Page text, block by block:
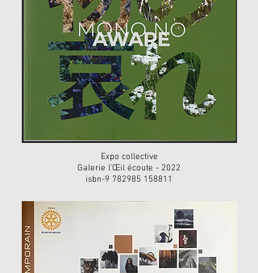
Expo collective
Galerie l'Œil écoute - 2022
isbn-9 782985 158811